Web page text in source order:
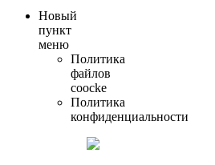
Новый
пункт
меню
Политика
файлов
coocke
Политика
конфиденциальности